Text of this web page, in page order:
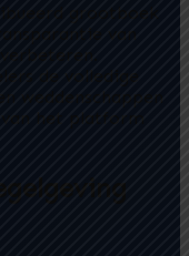
grootboek
van
de volledige
weddenschappen
het platform